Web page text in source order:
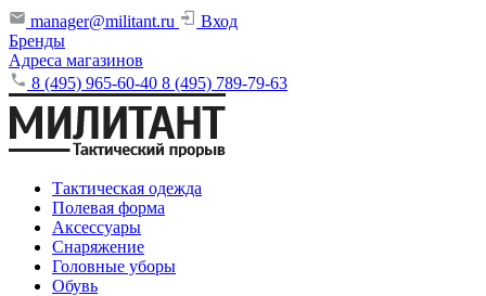
manager@militant.ru
Вход
Бренды
Адреса магазинов
8 (495) 965-60-40 8 (495) 789-79-63
Тактическая одежда
Полевая форма
Аксессуары
Снаряжение
Головные уборы
Обувь